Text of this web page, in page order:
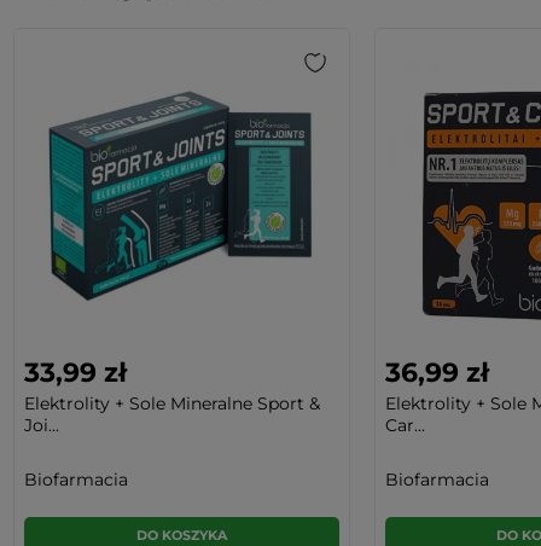
33,99 zł
Elektrolity + Sole Mineralne Sport &
Joi...
Biofarmacia
DO KOSZYKA
36,99 zł
Elektrolity + Sole
Car...
Biofarmacia
DO